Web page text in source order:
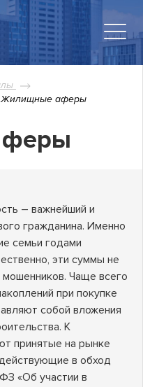
Жилищные аферы
– важнейший и
гражданина. Именно
семьи годами
эти суммы не
мошенников. Чаще всего
при покупке
собой вложения
К
принятые на рынке
в обход
«Об участии в